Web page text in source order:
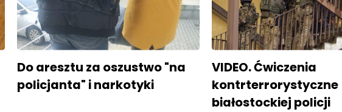
Do aresztu za oszustwo "na
policjanta" i narkotyki
VIDEO. Ćwiczenia
kontrterrorystyczne
białostockiej policji